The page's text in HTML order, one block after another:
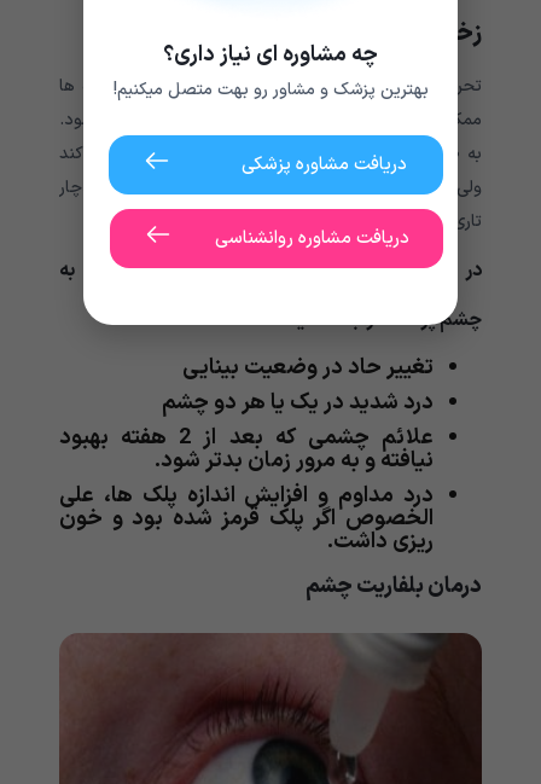
زخم قرنیه
تحریک مداوم پلک ملتهب شده یا تغییر فرم و مسیر مژه ها
ممکن است باعث ایجاد زخم در داخل قرنیه چشم بیمار شود.
به طور کلی بلفاریت مشکلی برای بینایی فرد ایجاد نمی کند
ولی گاهی اوقات ممکن است فرد در طول روز چندین بار دچار
تاری دید و پریش پلک چشم ها شود.
در صورتی که علائم زیر به سراغتان آمد بهتر است به
چشم پزشک مراجعه کنید:
تغییر حاد در وضعیت بینایی
درد شدید در یک یا هر دو چشم
علائم چشمی که بعد از 2 هفته بهبود
نیافته و به مرور زمان بدتر شود.
درد مداوم و افزایش اندازه پلک ها، علی
الخصوص اگر پلک قرمز شده بود و خون
ریزی داشت.
درمان بلفاریت چشم
چه مشاوره ای نیاز داری؟
بهترین پزشک و مشاور رو بهت متصل میکنیم!
دریافت مشاوره پزشکی
دریافت مشاوره روانشناسی